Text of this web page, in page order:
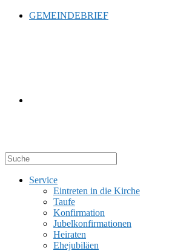
GEMEINDEBRIEF
SUCHE
Service
Eintreten in die Kirche
Taufe
Konfirmation
Jubelkonfirmationen
Heiraten
Ehejubiläen